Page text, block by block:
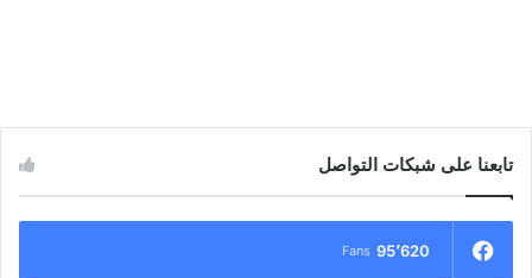
تابعنا على شبكات التواصل
95٬620 Fans